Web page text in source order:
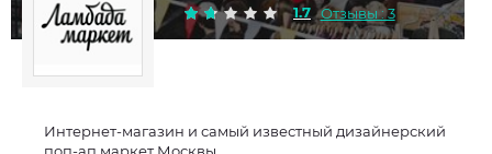
1.7 Отзывы : 3
Интернет-магазин и самый известный дизайнерский